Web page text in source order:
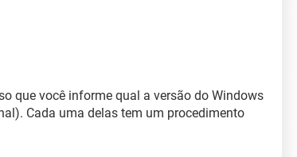
que você informe qual a versão do Windows
Cada uma delas tem um procedimento